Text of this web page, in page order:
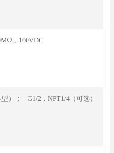
，100VDC
）； G1/2，NPT1/4（可选）